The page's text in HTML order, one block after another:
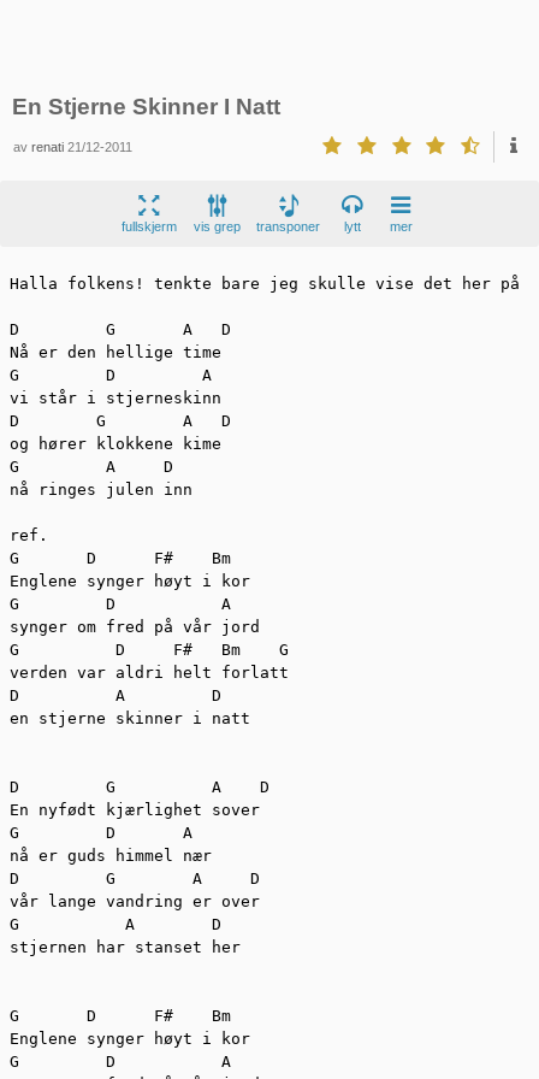
En Stjerne Skinner I Natt
avrenati 21/12-2011
fullskjerm vis grep transponer lytt mer
Halla folkens! tenkte bare jeg skulle vise det her
D	  G       A   D
Nå er den hellige time
G         D         A
vi står i stjerneskinn
D        G        A   D
og hører klokkene kime
G         A     D
nå ringes julen inn
ref.
G       D      F#    Bm
Englene synger høyt i kor
G         D           A
synger om fred på vår jord
G          D     F#   Bm    G
verden var aldri helt forlatt
D          A         D
en stjerne skinner i natt
D         G          A    D
En nyfødt kjærlighet sover
G         D       A
nå er guds himmel nær
D         G        A     D
vår lange vandring er over
G           A        D
stjernen har stanset her
G       D      F#    Bm
Englene synger høyt i kor
G         D           A